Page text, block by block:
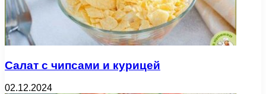
Салат с чипсами и курицей
02.12.2024